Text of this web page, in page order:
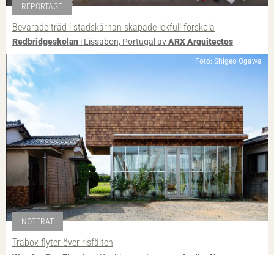
REPORTAGE
Bevarade träd i stadskärnan skapade lekfull förskola
Redbridgeskolan i Lissabon, Portugal avARX Arquitectos
Foto: Shigeo Ogawa
NOTERAT
Träbox flyter över risfälten